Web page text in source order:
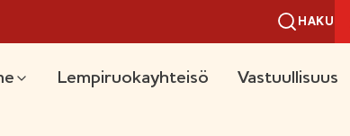
HAKU
Lempiruokayhteisö Vastuullisuus